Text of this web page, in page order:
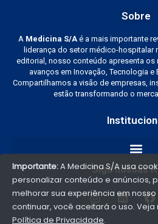
Sobre
A Medicina S/A é a mais importante
liderança do setor médico-hospitalar
editorial, nosso conteúdo apresenta os
avanços em Inovação, Tecnologia e
Compartilhamos a visão de empresas,
estão transformando o
Siga nossas
Importante:A Medicina S/A usa
personalizar conteúdo e anúncios,
melhorar sua experiência em nosso
continuar, você aceitará o uso. Veja
Política de Privacidade.